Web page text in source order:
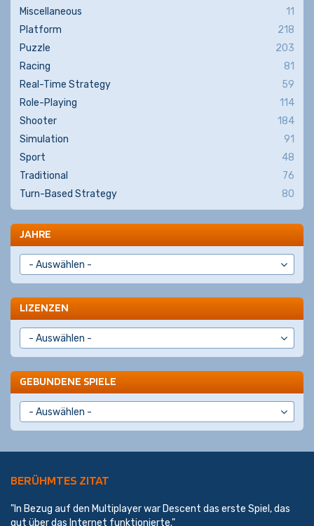
Miscellaneous
11
Platform
218
Puzzle
203
Racing
81
Real-Time Strategy
59
Role-Playing
114
Shooter
184
Simulation
91
Sport
48
Traditional
76
Turn-Based Strategy
80
JAHRE
LIZENZEN
GEBUNDENE SPIELE
BERÜHMTES ZITAT
"In Bezug auf den Multiplayer war Descent das erste Spiel, das
gut über das Internet funktionierte."